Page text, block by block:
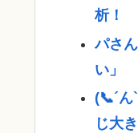
析！
パさ
い」
(📞´
じ大